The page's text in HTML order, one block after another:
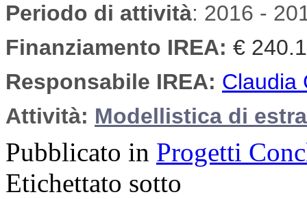
Periodo di attività: 2016 -
Finanziamento IREA: €
Responsabile IREA: Claudia
Attività: Modellistica di
Pubblicato in Progetti
Etichettato sotto